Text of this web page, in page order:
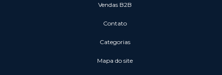
vendas B2B
Contato
Categorias
Mapa do site